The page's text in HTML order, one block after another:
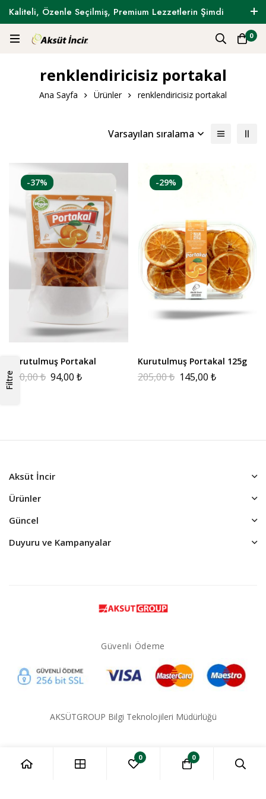
Kaliteli, Özenle Seçilmiş, Premium Lezzetlerin Şimdi
Tam Zamanı !
0
renklendiricisiz portakal
Ana Sayfa Ürünler renklendiricisiz portakal
Filtre
Varsayılan sıralama
-37%
Kurutulmuş Portakal
150,00₺ 94,00 ₺
-29%
Kurutulmuş Portakal 125g
205,00₺ 145,00 ₺
Aksüt İncir
Ürünler
Güncel
Duyuru ve Kampanyalar
Güvenli Ödeme
AKSÜTGROUP Bilgi Teknolojileri Müdürlüğü
0 0